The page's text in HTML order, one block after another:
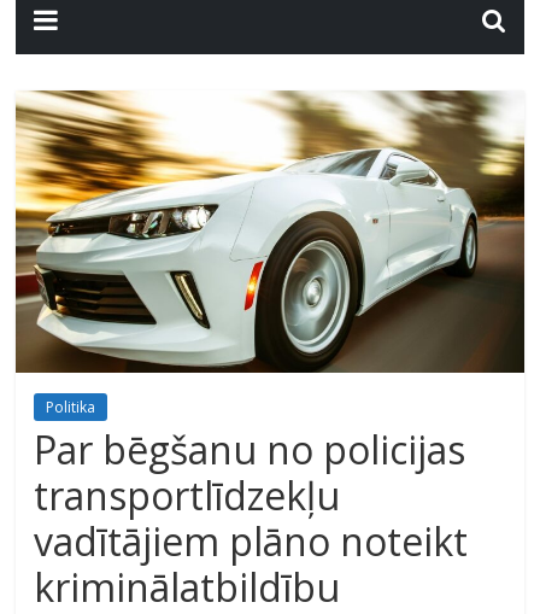
Politika
Par bēgšanu no policijas
transportlīdzekļu
vadītājiem plāno noteikt
kriminālatbildību